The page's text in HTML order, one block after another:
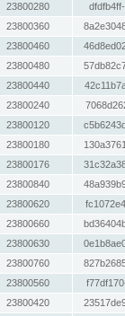
23800280
23800360
23800460
23800480
23800440
23800240
23800120
23800180
23800176
23800840
23800620
23800660
23800630
23800760
23800560
23800420